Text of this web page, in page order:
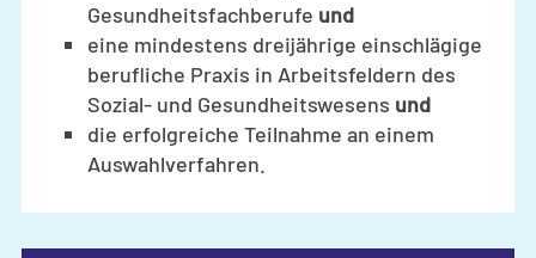
Gesundheitsfachberufe und
eine mindestens dreijährige einschlägige
berufliche Praxis in Arbeitsfeldern des
Sozial- und Gesundheitswesens und
die erfolgreiche Teilnahme an einem
Auswahlverfahren.